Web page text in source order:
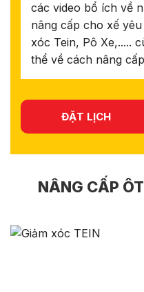
các video bổ ích về
nâng cấp cho xế
xóc Tein, Pô Xe,.....
thể về cách nâng
ĐẶT LỊCH
NÂNG CẤP